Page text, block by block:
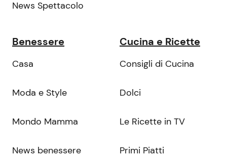
News Spettacolo
Benessere
Casa
Moda e Style
Mondo Mamma
News benessere
Cucina e Ricette
Consigli di Cucina
Dolci
Le Ricette in TV
Primi Piatti